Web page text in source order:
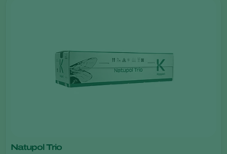
Natupol Trio